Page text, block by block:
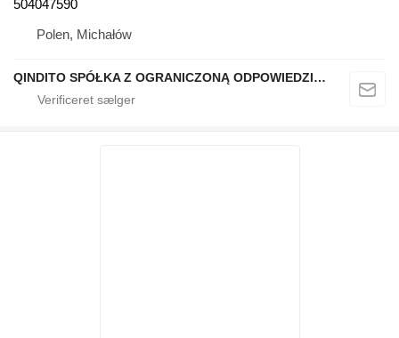
504047590
Polen, Michałów
QINDITO SPÓŁKA Z OGRANICZONĄ ODPOWIEDZIALNOŚCIĄ